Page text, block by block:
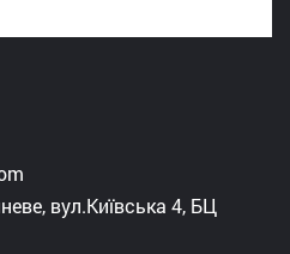
вул.Київська 4, БЦ